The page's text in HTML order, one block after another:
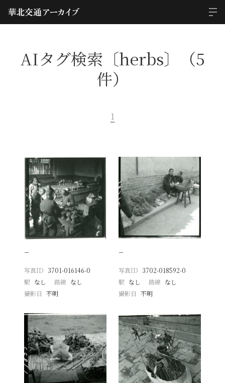
AIタグ検索〔herbs〕（5
件）
1
−
写真ID 3701-016146-0
駅 なし 路線 なし
撮影日
不明
−
写真ID 3702-018592-0
駅 なし 路線 なし
撮影日 不明